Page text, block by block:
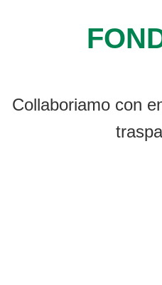
Collaboriamo con